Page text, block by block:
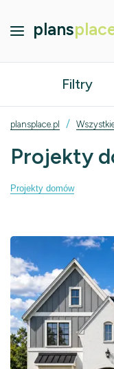
plans
Filtry
plansplace.pl /
Projekty
Projekty domów